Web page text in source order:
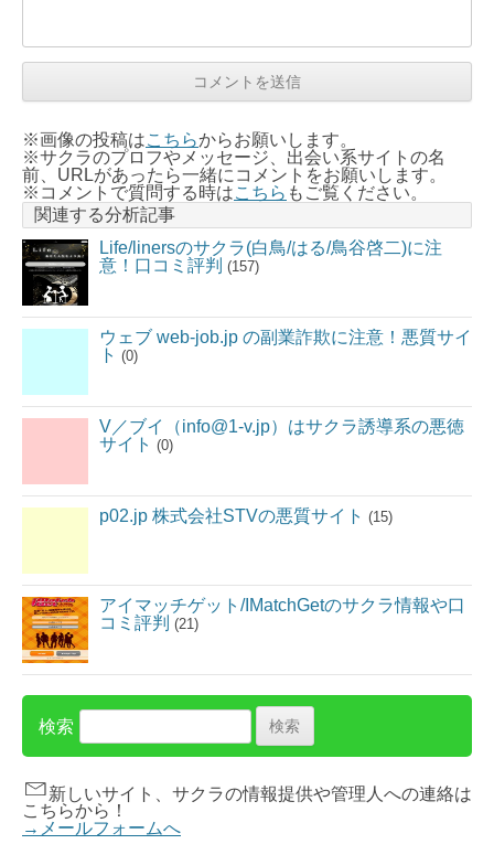
※画像の投稿はこちらからお願いします。
※サクラのプロフやメッセージ、出会い系サイトの名
前、URLがあったら一緒にコメントをお願いします。
※コメントで質問する時はこちら もご覧ください。
関連する分析記事
Life/linersのサクラ(白鳥/はる/鳥谷啓二)に注
意！口コミ評判 (157)
ウェブ web-job.jp の副業詐欺に注意！悪質サイ
ト (0)
V／ブイ（info@1-v.jp）はサクラ誘導系の悪徳
サイト (0)
p02.jp 株式会社STVの悪質サイト (15)
アイマッチゲット/IMatchGetのサクラ情報や口
コミ評判 (21)
検索
新しいサイト、サクラの情報提供や管理人への連絡は
こちらから！
→メールフォームへ